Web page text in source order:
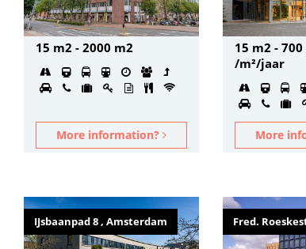
15 m2 - 2000 m2
More information?
15 m2 -
/m²/jaar
More
IJsbaanpad 8 , Amsterdam Fred.